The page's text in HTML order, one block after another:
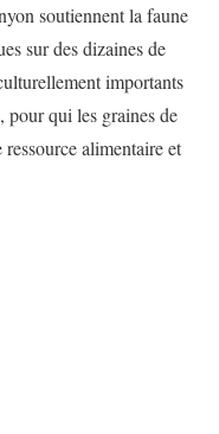
soutiennent la faune
sur des dizaines de
importants
pour qui les graines de
alimentaire et